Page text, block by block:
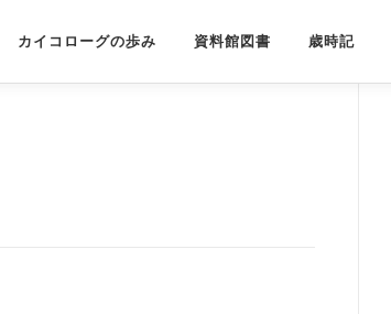
カイコローグの歩み 資料館図書 歳時記